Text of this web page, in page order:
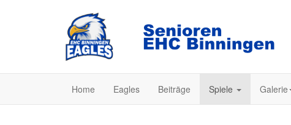
Home Eagles Beiträge Spiele Galerie